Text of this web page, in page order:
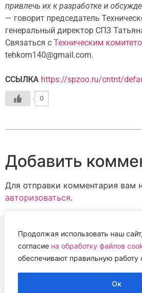
Продолжая использовать наш
согласие на обработку файлов
обеспечивают правильную работу
Ок
привлечь их к разработке и
— говорит председатель
генеральный директор СПЗ
Связаться с Техническим
tehkom140@gmail.com.
ССЫЛКА https://spzoo.ru/cntnt/
0
Добавить
Для отправки комментария вам
авторизоваться.
ВЕТЕРИНАРНАЯ
НИЖЕГОРОДСКОЙ
2022 г.